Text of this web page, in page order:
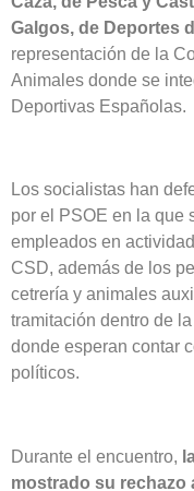
Galgos, de Deportes
representación de la
Animales donde se
Deportivas Españolas.
Los socialistas han
por el PSOE en la que
empleados en
CSD, además de los
cetrería y animales
tramitación dentro de
donde esperan contar
políticos.
Durante el encuentro,
mostrado su rechazo